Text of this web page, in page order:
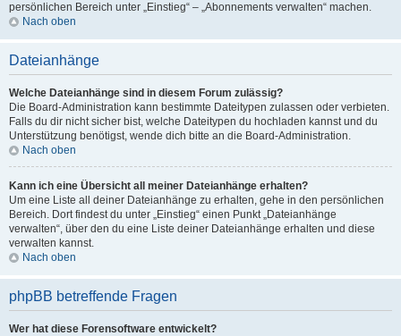
persönlichen Bereich unter „Einstieg“ – „Abonnements verwalten“ machen.
Nach oben
Dateianhänge
Welche Dateianhänge sind in diesem Forum zulässig?
Die Board-Administration kann bestimmte Dateitypen zulassen oder verbieten.
Falls du dir nicht sicher bist, welche Dateitypen du hochladen kannst und du
Unterstützung benötigst, wende dich bitte an die Board-Administration.
Nach oben
Kann ich eine Übersicht all meiner Dateianhänge erhalten?
Um eine Liste all deiner Dateianhänge zu erhalten, gehe in den persönlichen
Bereich. Dort findest du unter „Einstieg“ einen Punkt „Dateianhänge
verwalten“, über den du eine Liste deiner Dateianhänge erhalten und diese
verwalten kannst.
Nach oben
phpBB betreffende Fragen
Wer hat diese Forensoftware entwickelt?